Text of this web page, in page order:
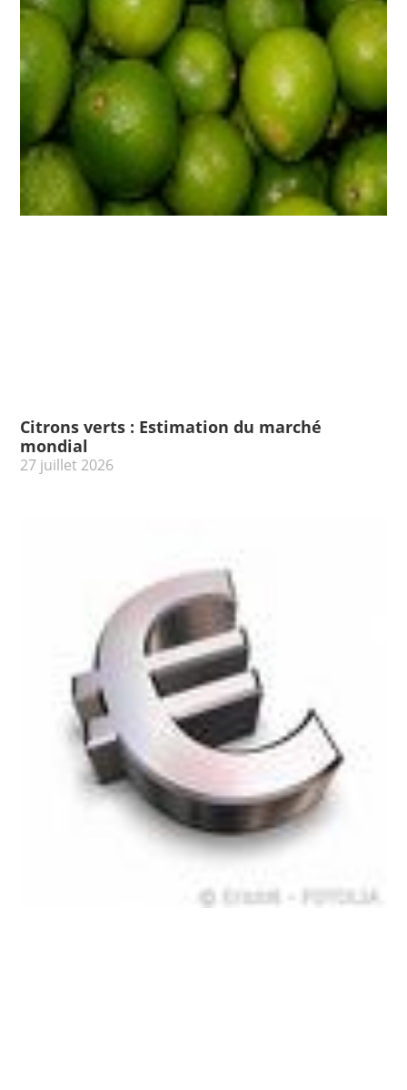
Citrons verts : Estimation du marché
mondial
27 juillet 2026